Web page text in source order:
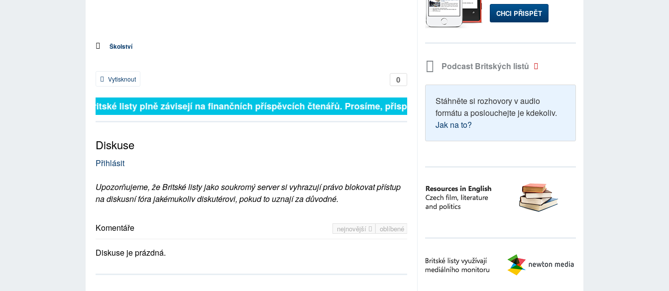
Školství
0
Vytisknout
Britské listy plně závisejí na finančních příspěvcích čtenářů. Prosíme, přispějte. ➥
Diskuse
Přihlásit
Upozorňujeme, že Britské listy jako soukromý server si vyhrazují právo blokovat přístup
na diskusní fóra jakémukoliv diskutérovi, pokud to uznají za důvodné.
nejnovější oblíbené
Komentáře
Diskuse je prázdná.
CHCI PŘISPĚT
Podcast Britských listů
Stáhněte si rozhovory v audio
formátu a poslouchejte je kdekoliv.
Jak na to?